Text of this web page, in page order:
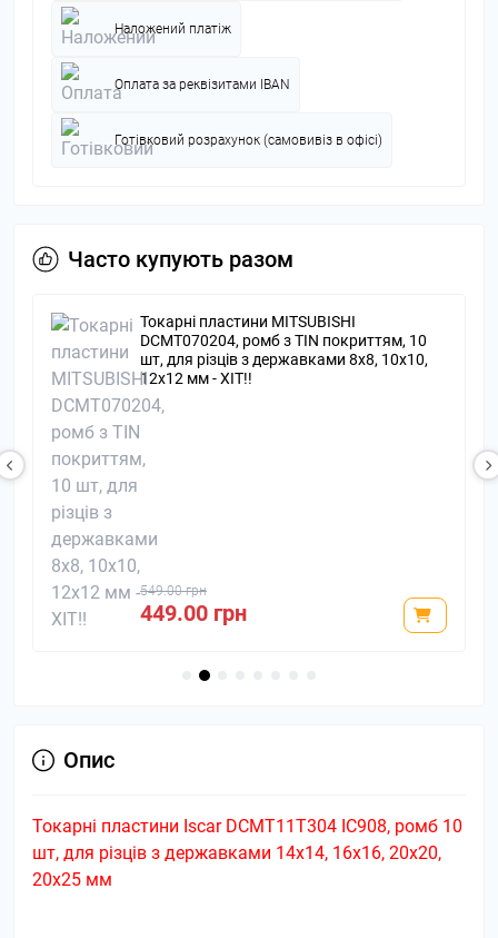
Наложений платіж
Оплата за реквізитами IBAN
Готівковий розрахунок (самовивіз в офісі)
Часто купують разом
Токарні пластини MITSUBISHI
DCMT070204, ромб з TIN покриттям, 10
шт, для різців з державками 8х8, 10х10,
12x12 мм - ХІТ!!
549.00 грн
449.00 грн
Опис
Токарні пластини Iscar DCMT11T304 IC908, ромб 10
шт, для різців з державками 14х14, 16х16, 20x20,
20x25 мм